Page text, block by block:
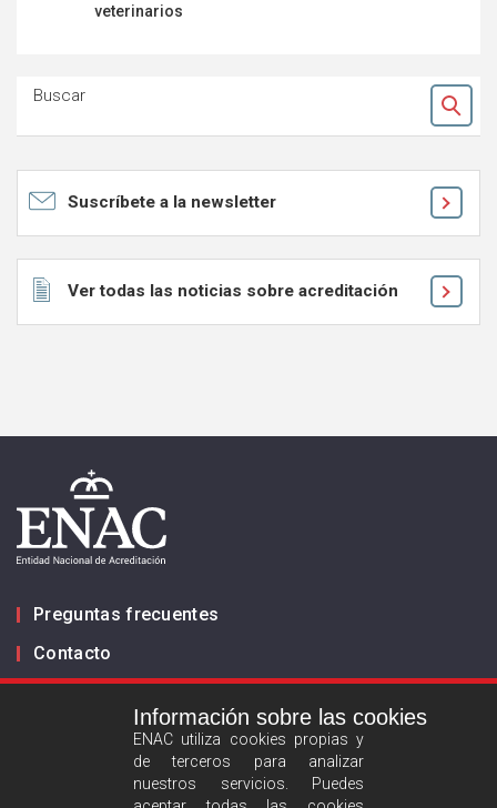
veterinarios
Buscar
Ok
Suscríbete a la newsletter
Ver todas las noticias sobre acreditación
Preguntas frecuentes
Contacto
Información sobre las cookies
ENAC utiliza cookies propias y
de terceros para analizar
nuestros servicios. Puedes